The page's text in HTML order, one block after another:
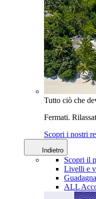
Tutto ciò che
Fermati.
Scopri i nostri
Indietro
Scopri il
Livelli e
ALL